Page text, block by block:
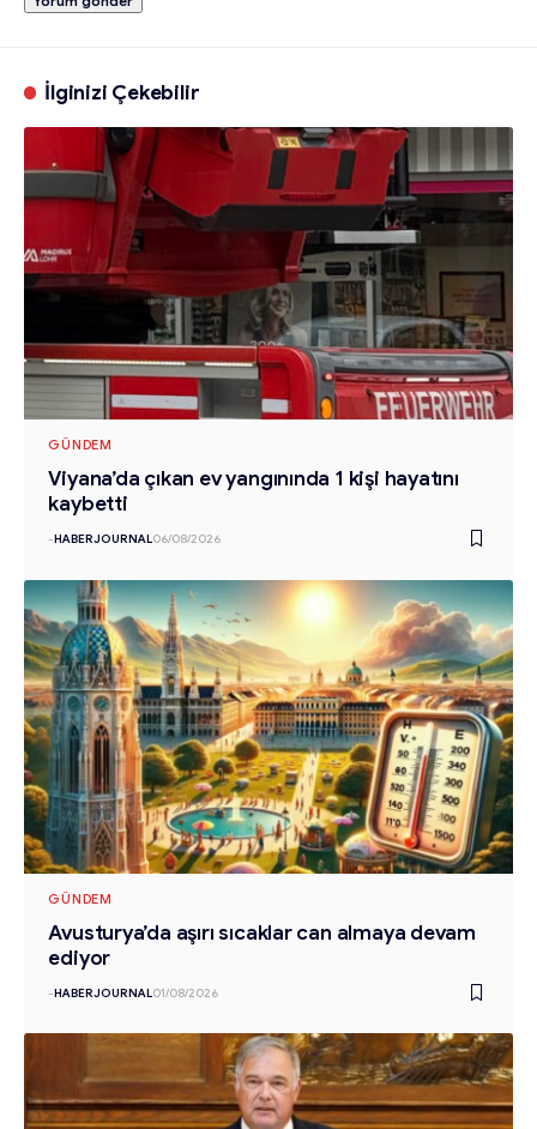
İlginizi Çekebilir
GÜNDEM
Viyana’da çıkan ev yangınında 1 kişi hayatını
kaybetti
-HABERJOURNAL06/08/2026
GÜNDEM
Avusturya’da aşırı sıcaklar can almaya devam
ediyor
-HABERJOURNAL01/08/2026